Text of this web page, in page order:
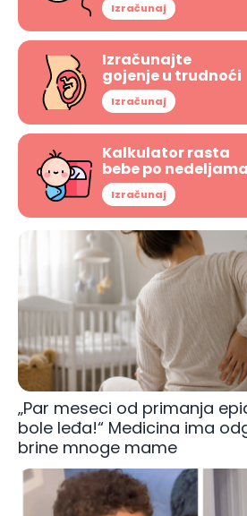
Izračunaj
Izračunajte
gojenje u trudnoći
Izračunaj
Kalkulator rasta
bebe po nedeljama
Izračunaj
„Par meseci od primanja
bole leđa!“ Medicina ima
brine mnoge mame